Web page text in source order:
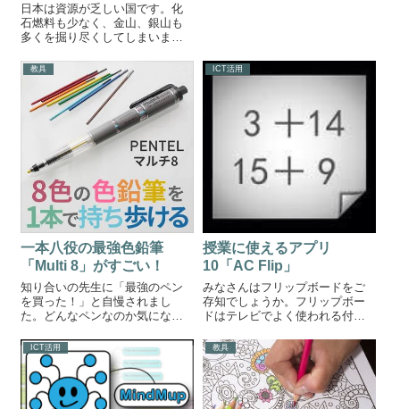
日本は資源が乏しい国です。化
石燃料も少なく、金山、銀山も
多くを掘り尽くしてしまいまし
がえのない資産があります。日
本にある大きな資源Our greatest
natural resource is the mind...
教具
一本八役の最強色鉛筆
「Multi 8」がすごい！
知り合いの先生に「最強のペン
を買った！」と自慢されまし
た。どんなペンなのか気になっ
セットはもういらない。一本で
塗り絵を楽しめてしまうペン
Multi8見た目は結構シンプルで
す。ペンの中央がカラフルにな
っています。こ...
ICT活用
授業に使えるアプリ
10「AC Flip」
みなさんはフリップボードをご
存知でしょうか。フリップボー
ドはテレビでよく使われる付箋
す。有名なのは朝ズバですね。
みのさんが大きな声と同時にシ
ールをめくるあれです。↓今回は
フリップボードを作れるアプリ
を紹介します。フ...
ICT活用 教具